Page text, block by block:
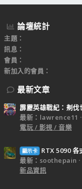
論壇統計
主題
訊息
會員
新加入的會員
最新文章
霹靂英雄戰紀：刜
最新：lawrence11
電玩 / 影視 / 音樂
顯示卡
RTX 5090
最新：soothepain
新品資訊